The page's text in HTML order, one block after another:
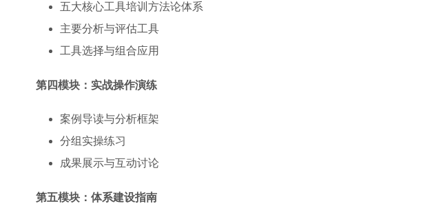
五大核心工具培训方法论体系
主要分析与评估工具
工具选择与组合应用
第四模块：实战操作演练
案例导读与分析框架
分组实操练习
成果展示与互动讨论
第五模块：体系建设指南